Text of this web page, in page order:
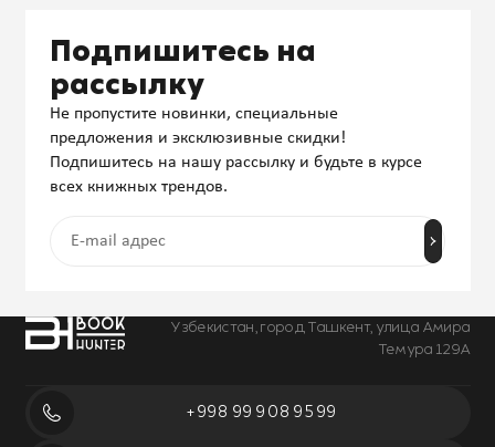
Узбекистан, город Ташкент, улица Амира
Темура 129А
+998 99 908 95 99
Подпишитесь на
рассылку
Не пропустите новинки, специальные
предложения и эксклюзивные скидки!
Подпишитесь на нашу рассылку и будьте в курсе
всех книжных трендов.